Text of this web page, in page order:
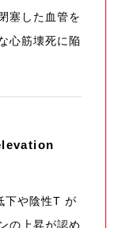
塞した血管を
心筋壊死に陥
下や陰性T が
の上昇が認め